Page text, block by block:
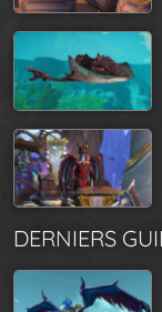
DERNIERS